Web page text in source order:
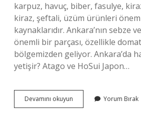
karpuz, havuç, biber, fasulye,
kiraz, şeftali, üzüm ürünleri
kaynaklarıdır. Ankara’nın sebze
önemli bir parçası, özellikle
bölgemizden geliyor. Ankara’da
yetişir? Atago ve HoSui Japon…
Devamını okuyun Ankarada
En
Yorum Bırak